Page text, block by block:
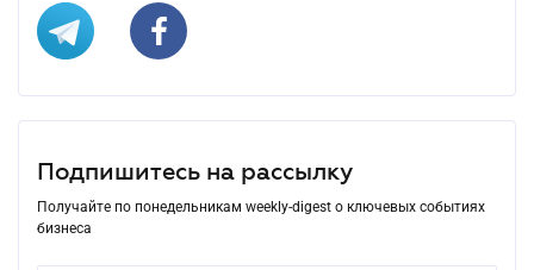
Подпишитесь на рассылку
Получайте по понедельникам weekly-digest о ключевых событиях
бизнеса